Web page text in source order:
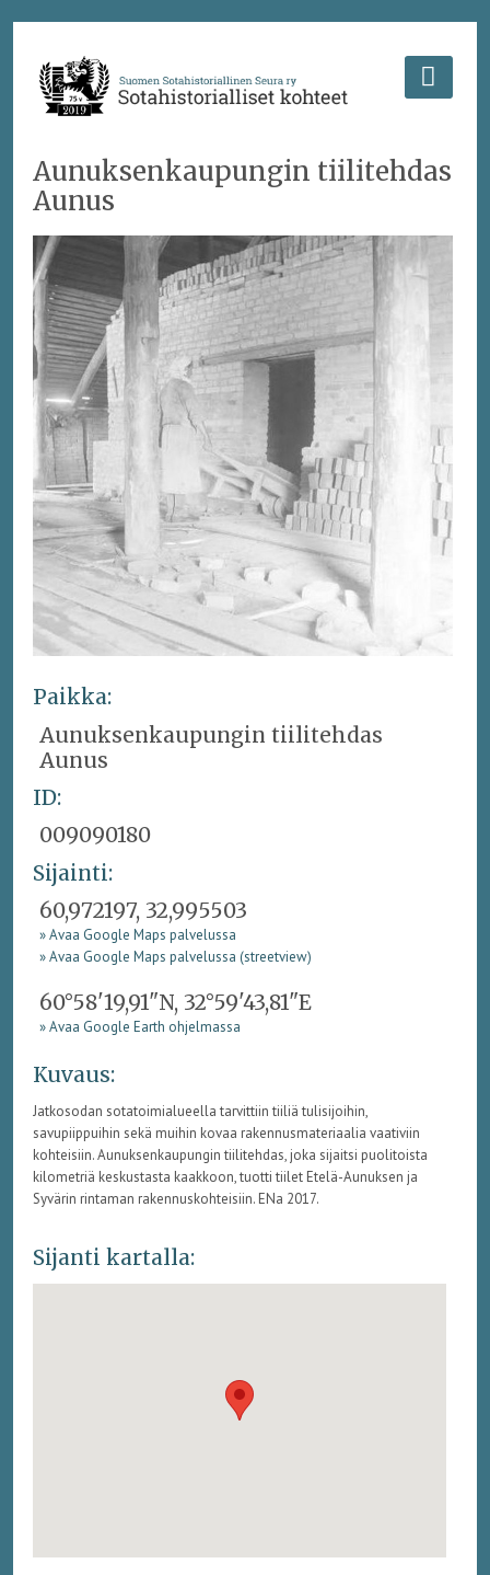
Aunuksenkaupungin tiilitehdas
Aunus
Paikka:
Aunuksenkaupungin tiilitehdas
Aunus
ID:
009090180
Sijainti:
60,972197, 32,995503
» Avaa Google Maps palvelussa
» Avaa Google Maps palvelussa (streetview)
60°58'19,91"N, 32°59'43,81"E
» Avaa Google Earth ohjelmassa
Kuvaus:
Jatkosodan sotatoimialueella tarvittiin tiiliä tulisijoihin,
savupiippuihin sekä muihin kovaa rakennusmateriaalia vaativiin
kohteisiin. Aunuksenkaupungin tiilitehdas, joka sijaitsi puolitoista
kilometriä keskustasta kaakkoon, tuotti tiilet Etelä-Aunuksen ja
Syvärin rintaman rakennuskohteisiin. ENa 2017.
Sijanti kartalla: